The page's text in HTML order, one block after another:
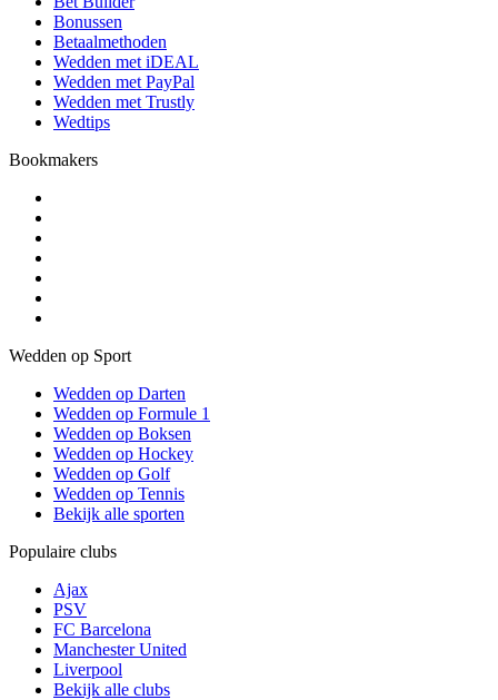
Bonussen
Betaalmethoden
Wedden met iDEAL
Wedden met PayPal
Wedden met Trustly
Wedtips
Bookmakers
Wedden op Sport
Wedden op Darten
Wedden op Formule 1
Wedden op Boksen
Wedden op Hockey
Wedden op Golf
Wedden op Tennis
Bekijk alle sporten
Populaire clubs
Ajax
PSV
FC Barcelona
Manchester United
Liverpool
Bekijk alle clubs